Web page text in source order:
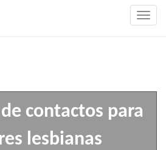
contactos para
lesbianas